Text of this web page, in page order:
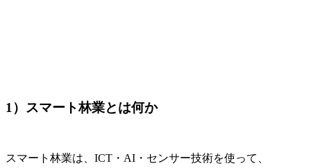
1）スマート林業とは何か
スマート林業は、ICT・AI・センサー技術を使って、